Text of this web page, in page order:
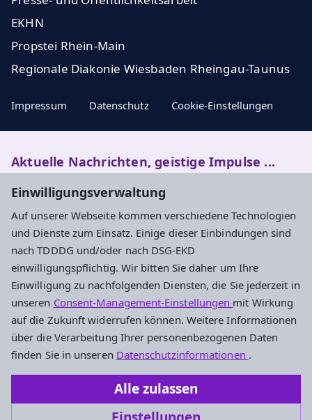
Einwilligungsverwaltung
Auf unserer Webseite kommen verschiedene Technologien
und Dienste zum Einsatz. Einige dieser Einbindungen sind
nach TDDDG und/oder nach DSG-EKD
einwilligungspflichtig. Wir bitten Sie daher um Ihre
Einwilligung zu nachfolgenden Diensten, die Sie jederzeit in
unseren Consent-Management-Einstellungen mit Wirkung
auf die Zukunft widerrufen können. Weitere Informationen
über die Verarbeitung Ihrer personenbezogenen Daten
finden Sie in unseren Datenschutzinformationen .
Alle zulassen
EKHN
Propstei Rhein-Main
Regionale Diakonie Wiesbaden Rheingau-Taunus
Impressum Datenschutz Cookie-Einstellungen
Aktuelle Nachrichten, geistige Impulse ...
Newsletter entdecken
Adresse
Evangelisches Dekanat Rheingau-Taunus
Aarstraße 44
65232 Taunusstein
Tel. 06128-48 88 27
oeffentlichkeitsarbeit.rt@ekhn.de